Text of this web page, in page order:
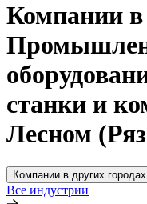
Компании в
станки и
Лесном
Компании в других городах
Все индустрии